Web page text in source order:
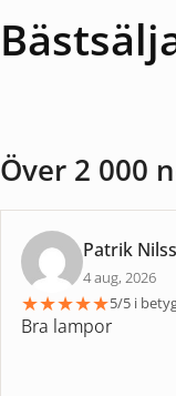
Över 2 000
Patrik
4 aug, 2026
★★★★★5/5 i
Bra lampor